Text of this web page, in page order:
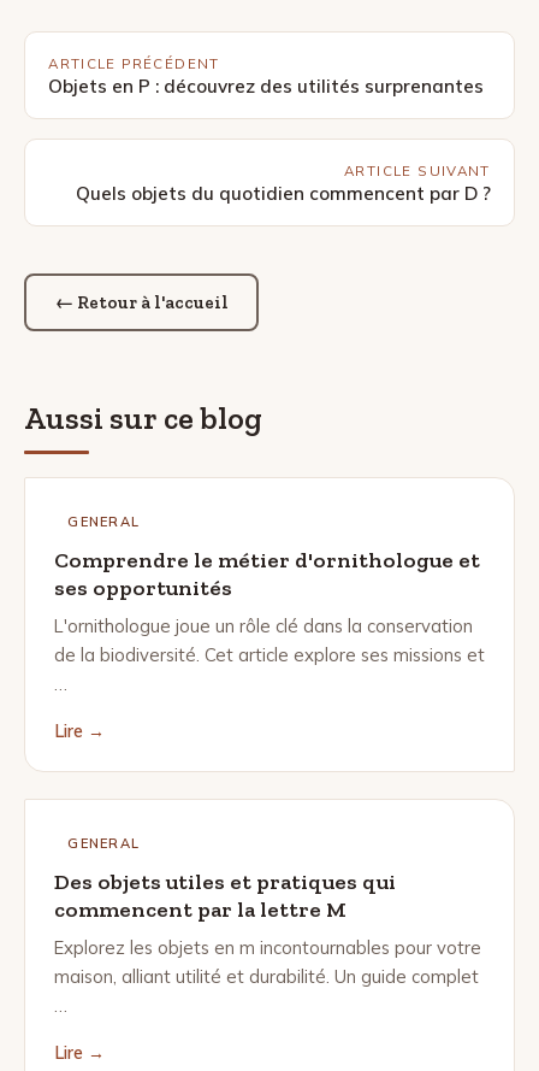
ARTICLE PRÉCÉDENT
Objets en P : découvrez des utilités surprenantes
ARTICLE SUIVANT
Quels objets du quotidien commencent par D ?
← Retour à l'accueil
Aussi sur ce blog
GENERAL
Comprendre le métier d'ornithologue et
ses opportunités
L'ornithologue joue un rôle clé dans la conservation
de la biodiversité. Cet article explore ses missions et
…
Lire →
GENERAL
Des objets utiles et pratiques qui
commencent par la lettre M
Explorez les objets en m incontournables pour votre
maison, alliant utilité et durabilité. Un guide complet
…
Lire →